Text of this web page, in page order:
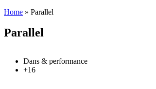
Home » Parallel
Parallel
Dans & performance
+16